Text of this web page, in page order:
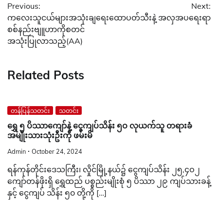
navigation
Previous:
ကလေးသူငယ်များအသုံးချရေး
စစ်နည်းဗျူဟာကိုစတင်
အသုံးပြုလာသည့်(AA)
Next:
ထောပတ်သီးနဲ့ အလှအပရေးရာ
Related Posts
တန်ပြန်သတင်း သတင်း
ရွှေ ၅ ပိဿာကျော်နဲ့ ငွေကျပ်သိန်း ၅ဝ လုယက်သူ တရားခံ
အမျိုးသားသုံးဦးကို ဖမ်းမိ
Admin October 24, 2024
ရန်ကုန်တိုင်းဒေသကြီး၊ လှိုင်မြို့နယ်၌ ငွေကျပ်သိန်း ၂၅,၄ဝ၂
ကျော်တန်ဖိုးရှိ ရွှေထည် ပစ္စည်းမျိုးစုံ ၅ ပိဿာ ၂၉ ကျပ်သားခန့်
နှင့် ငွေကျပ် သိန်း ၅၀ တို့ကို […]